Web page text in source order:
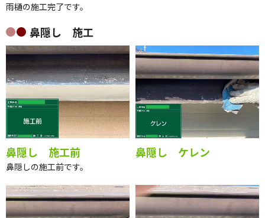
雨樋の施工完了です。
鼻隠し 施工
鼻隠し 施工前
鼻隠しの施工前です。
鼻隠し ケレン